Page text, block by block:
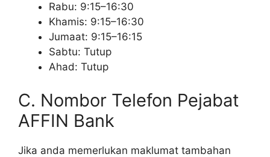
Rabu: 9:15–16:30
Khamis: 9:15–16:30
Jumaat: 9:15–16:15
Sabtu: Tutup
Ahad: Tutup
C. Nombor Telefon Pejabat
AFFIN Bank
Jika anda memerlukan maklumat tambahan